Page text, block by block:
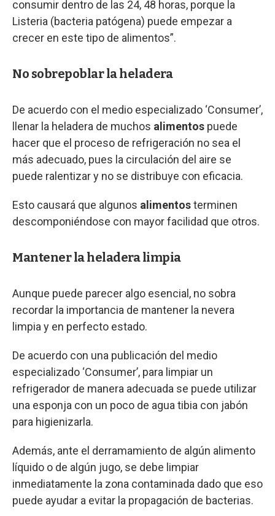
consumir dentro de las 24, 48 horas, porque la
Listeria (bacteria patógena) puede empezar a
crecer en este tipo de alimentos”.
No sobrepoblar la heladera
De acuerdo con el medio especializado ‘Consumer’,
llenar la heladera de muchos alimentos puede
hacer que el proceso de refrigeración no sea el
más adecuado, pues la circulación del aire se
puede ralentizar y no se distribuye con eficacia.
Esto causará que algunos alimentosterminen
descomponiéndose con mayor facilidad que otros.
Mantener la heladera limpia
Aunque puede parecer algo esencial, no sobra
recordar la importancia de mantener la nevera
limpia y en perfecto estado.
De acuerdo con una publicación del medio
especializado ‘Consumer’, para limpiar un
refrigerador de manera adecuada se puede utilizar
una esponja con un poco de agua tibia con jabón
para higienizarla.
Además, ante el derramamiento de algún alimento
líquido o de algún jugo, se debe limpiar
inmediatamente la zona contaminada dado que eso
puede ayudar a evitar la propagación de bacterias.